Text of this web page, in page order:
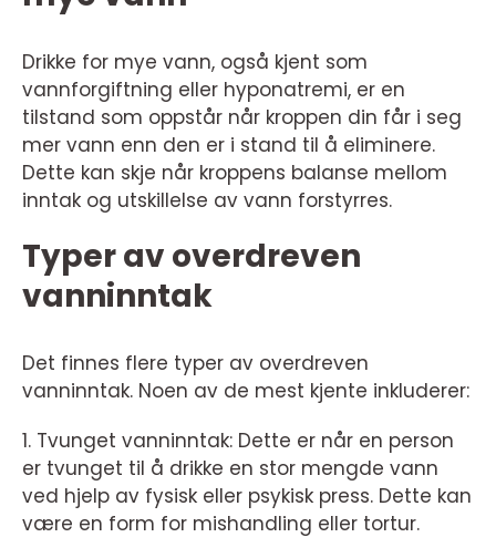
Drikke for mye vann, også kjent som
vannforgiftning eller hyponatremi, er en
tilstand som oppstår når kroppen din får i seg
mer vann enn den er i stand til å eliminere.
Dette kan skje når kroppens balanse mellom
inntak og utskillelse av vann forstyrres.
Typer av overdreven
vanninntak
Det finnes flere typer av overdreven
vanninntak. Noen av de mest kjente inkluderer:
1. Tvunget vanninntak: Dette er når en person
er tvunget til å drikke en stor mengde vann
ved hjelp av fysisk eller psykisk press. Dette kan
være en form for mishandling eller tortur.